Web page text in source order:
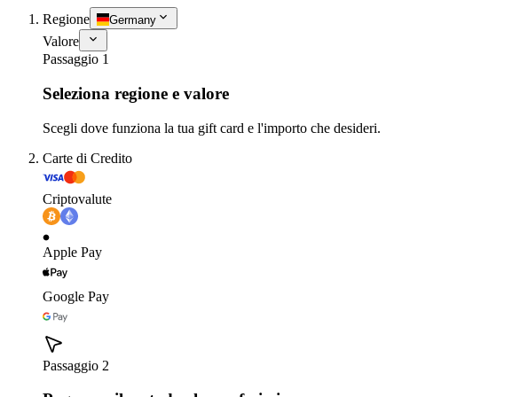
Regione Germany
Valore
Passaggio 1
Seleziona regione e valore
Scegli dove funziona la tua gift card e l'importo che desideri.
Carte di Credito
Criptovalute
Apple Pay
Google Pay
Passaggio 2